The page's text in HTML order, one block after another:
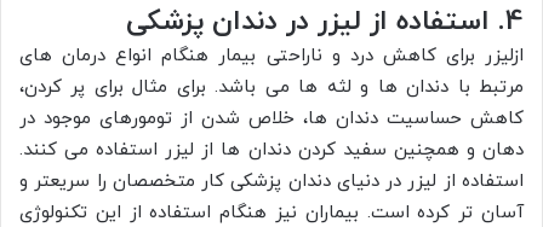
4. استفاده از لیزر در دندان پزشکی
ازلیزر برای کاهش درد و ناراحتی بیمار هنگام انواع درمان های
مرتبط با دندان ها و لثه ها می باشد. برای مثال برای پر کردن،
کاهش حساسیت دندان ها، خلاص شدن از تومورهای موجود در
دهان و همچنین سفید کردن دندان ها از لیزر استفاده می کنند.
استفاده از لیزر در دنیای دندان پزشکی کار متخصصان را سریعتر و
آسان تر کرده است. بیماران نیز هنگام استفاده از این تکنولوژی